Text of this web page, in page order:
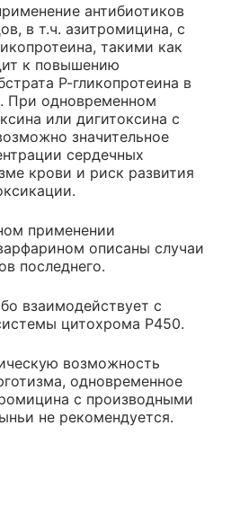
антибиотиков
в т.ч. азитромицина, с
такими как
к повышению
Р-гликопротеина в
При одновременном
или дигитоксина с
значительное
сердечных
крови и риск развития
применении
описаны случаи
последнего.
взаимодействует с
цитохрома Р450.
возможность
одновременное
с производными
не рекомендуется.